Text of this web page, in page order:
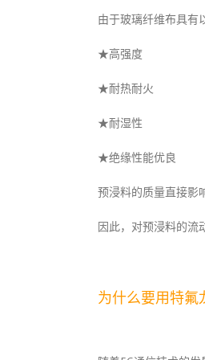
由于玻璃纤维布具有
★高强度
★耐热耐火
★耐湿性
★绝缘性能优良
预浸料的质量直接影
因此，对预浸料的流
为什么要用特氟